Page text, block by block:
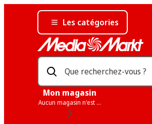
Les catégories
Que recherchez-vous ?
Mon magasin
Aucun magasin n'est sélectionné